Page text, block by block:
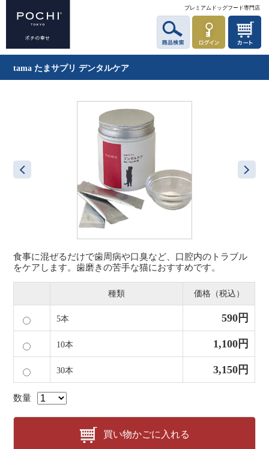
プレミアムドッグフード専門店
tama たまサプリ デンタルケア
食事に混ぜるだけで歯周病や口臭など、口腔内のトラブル
をケアします。歯磨きの苦手な猫におすすめです。
種類 価格（税込）
5本 590円
10本 1,100円
30本 3,150円
数量
買い物かごに入れる